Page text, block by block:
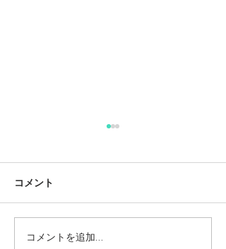
【夏休みに行きたい山派
コメント
コメントを追加…